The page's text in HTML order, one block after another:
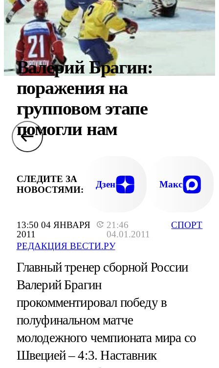
13:50 04 ЯНВАРЯ
2011
21:46
04.01.2011
РЕДАКЦИЯ ВЕСТИ.РУ
СПОРТ
Валерий Брагин:
поражения на
групповом этапе
помогли нам
СЛЕДИТЕ ЗА
НОВОСТЯМИ:
Дзен Макс
Главный тренер сборной России
Валерий Брагин
прокомментировал победу в
полуфинальном матче
молодежного чемпионата мира со
Швецией – 4:3. Наставник